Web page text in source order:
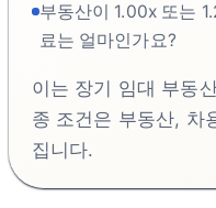
부동산이 1.00x 또는
료는 얼마인가요?
이는 장기 임대 부동
종 조건은 부동산, 차
집니다.